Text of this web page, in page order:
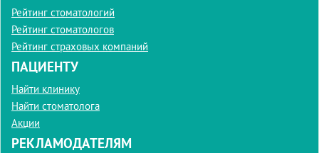
Рейтинг стоматологий
Рейтинг стоматологов
Рейтинг страховых компаний
ПАЦИЕНТУ
Найти клинику
Найти стоматолога
Акции
РЕКЛАМОДАТЕЛЯМ